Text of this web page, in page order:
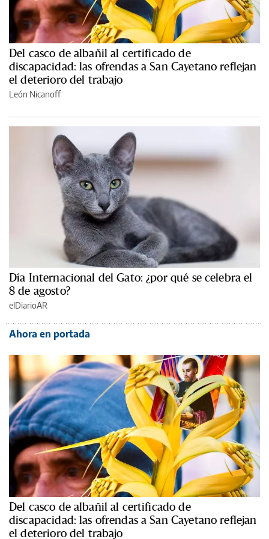
Del casco de albañil al certificado de
discapacidad: las ofrendas a San Cayetano reflejan
el deterioro del trabajo
León Nicanoff
Día Internacional del Gato: ¿por qué se celebra el
8 de agosto?
elDiarioAR
Ahora en portada
Del casco de albañil al certificado de
discapacidad: las ofrendas a San Cayetano reflejan
el deterioro del trabajo